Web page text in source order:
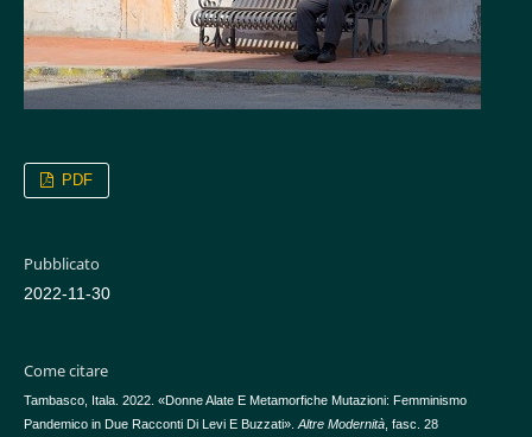
PDF
Pubblicato
2022-11-30
Come citare
Tambasco, Itala. 2022. «Donne Alate E Metamorfiche Mutazioni: Femminismo
Pandemico in Due Racconti Di Levi E Buzzati». Altre Modernità, fasc. 28